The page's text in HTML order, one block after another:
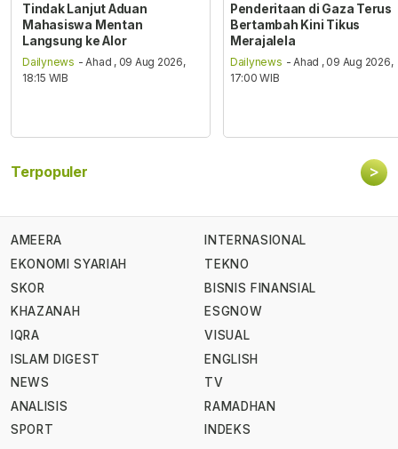
Tindak Lanjut Aduan
Mahasiswa Mentan
Langsung ke Alor
Dailynews - Ahad , 09 Aug 2026,
18:15 WIB
Penderitaan di Gaza Terus
Bertambah Kini Tikus
Merajalela
Dailynews - Ahad , 09 Aug 2026,
17:00 WIB
Terpopuler >
AMEERA
EKONOMI SYARIAH
SKOR
KHAZANAH
IQRA
ISLAM DIGEST
NEWS
ANALISIS
SPORT
INTERNASIONAL
TEKNO
BISNIS FINANSIAL
ESGNOW
VISUAL
ENGLISH
TV
RAMADHAN
INDEKS